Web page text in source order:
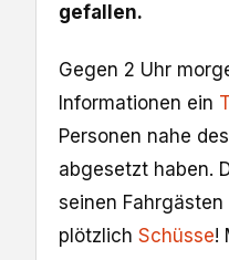
gefallen.
Gegen 2 Uhr
Informationen ein
Personen nahe
abgesetzt haben.
seinen
plötzlich Schüsse!